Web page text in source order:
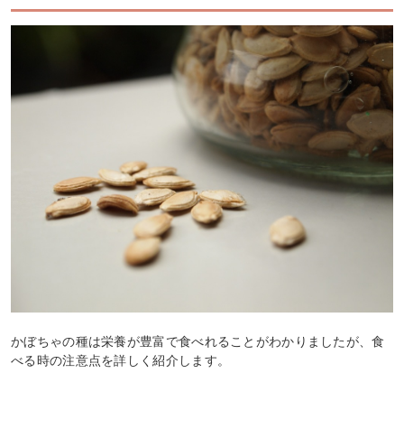
かぼちゃの種は栄養が豊富で食べれることがわかりましたが、食
べる時の注意点を詳しく紹介します。